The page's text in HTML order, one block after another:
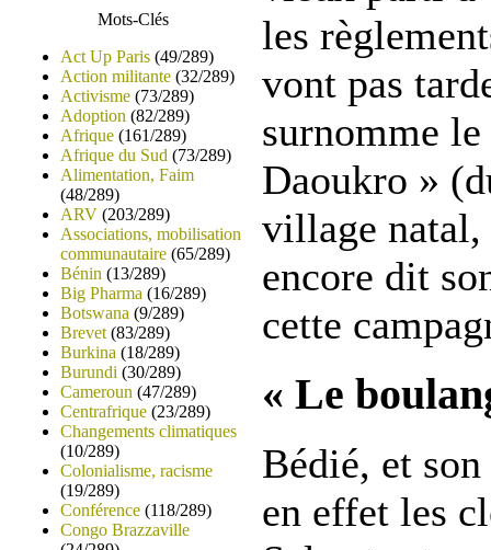
Mots-Clés
Act Up Paris (49/289)
Action militante (32/289)
Activisme (73/289)
Adoption (82/289)
Afrique (161/289)
Afrique du Sud (73/289)
Alimentation, Faim
(48/289)
ARV (203/289)
Associations, mobilisation
communautaire (65/289)
Bénin (13/289)
Big Pharma (16/289)
Botswana (9/289)
Brevet (83/289)
Burkina (18/289)
Burundi (30/289)
Cameroun (47/289)
Centrafrique (23/289)
Changements climatiques
(10/289)
Colonialisme, racisme
(19/289)
Conférence (118/289)
Congo Brazzaville
les
vont pas
surnomme
Daoukro »
village natal,
encore dit
cette
« Le
Bédié, et
en effet les